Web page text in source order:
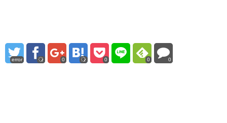
error 0 0 0 0